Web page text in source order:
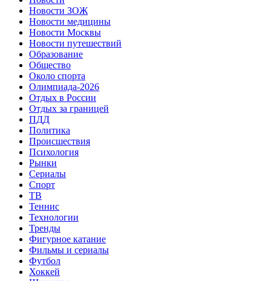
Новости ЗОЖ
Новости медицины
Новости Москвы
Новости путешествий
Образование
Общество
Около спорта
Олимпиада-2026
Отдых в России
Отдых за границей
ПДД
Политика
Происшествия
Психология
Рынки
Сериалы
Спорт
ТВ
Теннис
Технологии
Тренды
Фигурное катание
Фильмы и сериалы
Футбол
Хоккей